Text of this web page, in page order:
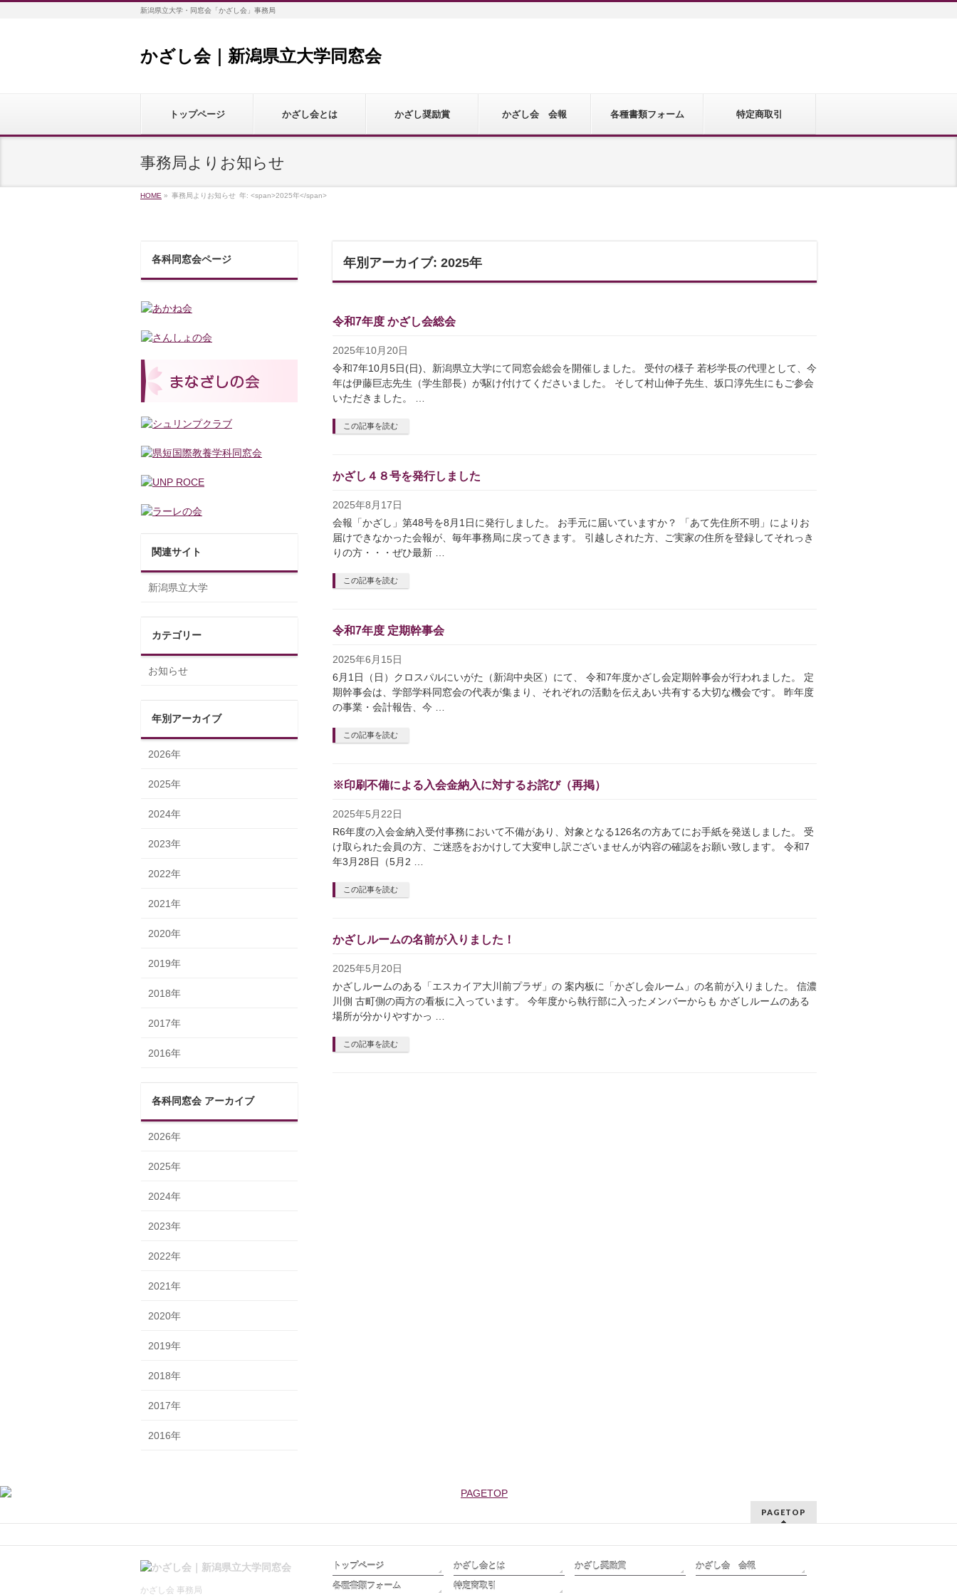
新潟県立大学・同窓会「かざし会」事務局
かざし会｜新潟県立大学同窓会
トップページ かざし会とは かざし奨励賞 かざし会 会報 各種書類フォーム 特定商取引
事務局よりお知らせ
HOME » 事務局よりお知らせ 年: <span>2025年</span>
年別アーカイブ: 2025年
令和7年度 かざし会総会
2025年10月20日
令和7年10月5日(日)、新潟県立大学にて同窓会総会を開催しました。 受付の様子 若杉学長の代理として、今
年は伊藤巨志先生（学生部長）が駆け付けてくださいました。 そして村山伸子先生、坂口淳先生にもご参会
いただきました。 …
この記事を読む
かざし４８号を発行しました
2025年8月17日
会報「かざし」第48号を8月1日に発行しました。 お手元に届いていますか？ 「あて先住所不明」によりお
届けできなかった会報が、毎年事務局に戻ってきます。 引越しされた方、ご実家の住所を登録してそれっき
りの方・・・ぜひ最新 …
この記事を読む
令和7年度 定期幹事会
2025年6月15日
6月1日（日）クロスパルにいがた（新潟中央区）にて、 令和7年度かざし会定期幹事会が行われました。 定
期幹事会は、学部学科同窓会の代表が集まり、それぞれの活動を伝えあい共有する大切な機会です。 昨年度
の事業・会計報告、今 …
この記事を読む
※印刷不備による入会金納入に対するお詫び（再掲）
2025年5月22日
R6年度の入会金納入受付事務において不備があり、対象となる126名の方あてにお手紙を発送しました。 受
け取られた会員の方、ご迷惑をおかけして大変申し訳ございませんが内容の確認をお願い致します。 令和7
年3月28日（5月2 …
この記事を読む
かざしルームの名前が入りました！
2025年5月20日
かざしルームのある「エスカイア大川前プラザ」の 案内板に「かざし会ルーム」の名前が入りました。 信濃
川側 古町側の両方の看板に入っています。 今年度から執行部に入ったメンバーからも かざしルームのある
場所が分かりやすかっ …
この記事を読む
各科同窓会ページ
関連サイト
新潟県立大学
カテゴリー
お知らせ
年別アーカイブ
2026年
2025年
2024年
2023年
2022年
2021年
2020年
2019年
2018年
2017年
2016年
各科同窓会 アーカイブ
2026年
2025年
2024年
2023年
2022年
2021年
2020年
2019年
2018年
2017年
2016年
PAGETOP
かざし会 事務局
トップページ かざし会とは かざし奨励賞
かざし会 会報
各種書類フォーム
特定商取引